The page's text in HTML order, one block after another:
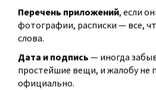
Перечень приложений, если
фотографии, расписки — все,
слова.
Дата и подпись — иногда
простейшие вещи, и жалобу не
официально.